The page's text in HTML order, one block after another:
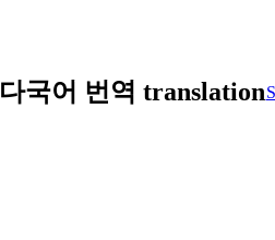
다국어 번역 translation